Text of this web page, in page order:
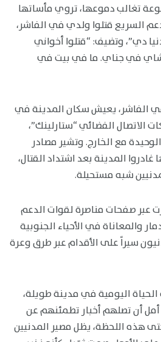
تغالب دموعها، تروي مأساتها
السريع قتلوا ولدي في الفاشر،
دي”، وتضيف: “قتلوا أخواني
في جناي. ما في بيت في
في الفاشر، يعيش سكان المدينة في
الاتصال الفضائي “ستارلينك”،
مع الخارج. وتشير مصادر
المدينة بعد اشتداد القتال،
شبه مستحيلة.
عبر صفحات مناصرة لقوات الدعم
والمعاناة في الأحياء الجنوبية
سيراً على الأقدام عبر طرق وعرة
اليومية في مدينة طويلة،
أن تصلهم أخبار تطمئنهم عن
هذه اللحظة، يظل مصير المدنيين